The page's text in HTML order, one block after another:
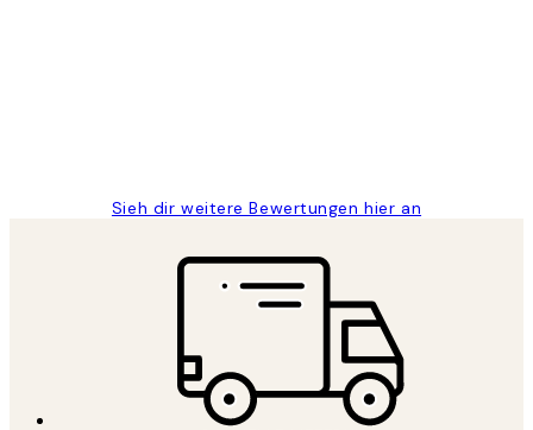
Sieh dir weitere Bewertungen hier an